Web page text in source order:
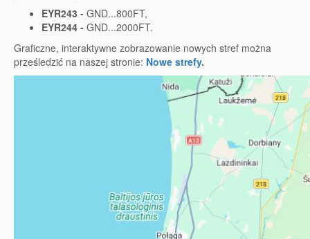
EYR243 - GND...800FT,
EYR244 - GND...2000FT.
Graficzne, interaktywne zobrazowanie nowych stref można
prześledzić na naszej stronie: Nowe strefy.